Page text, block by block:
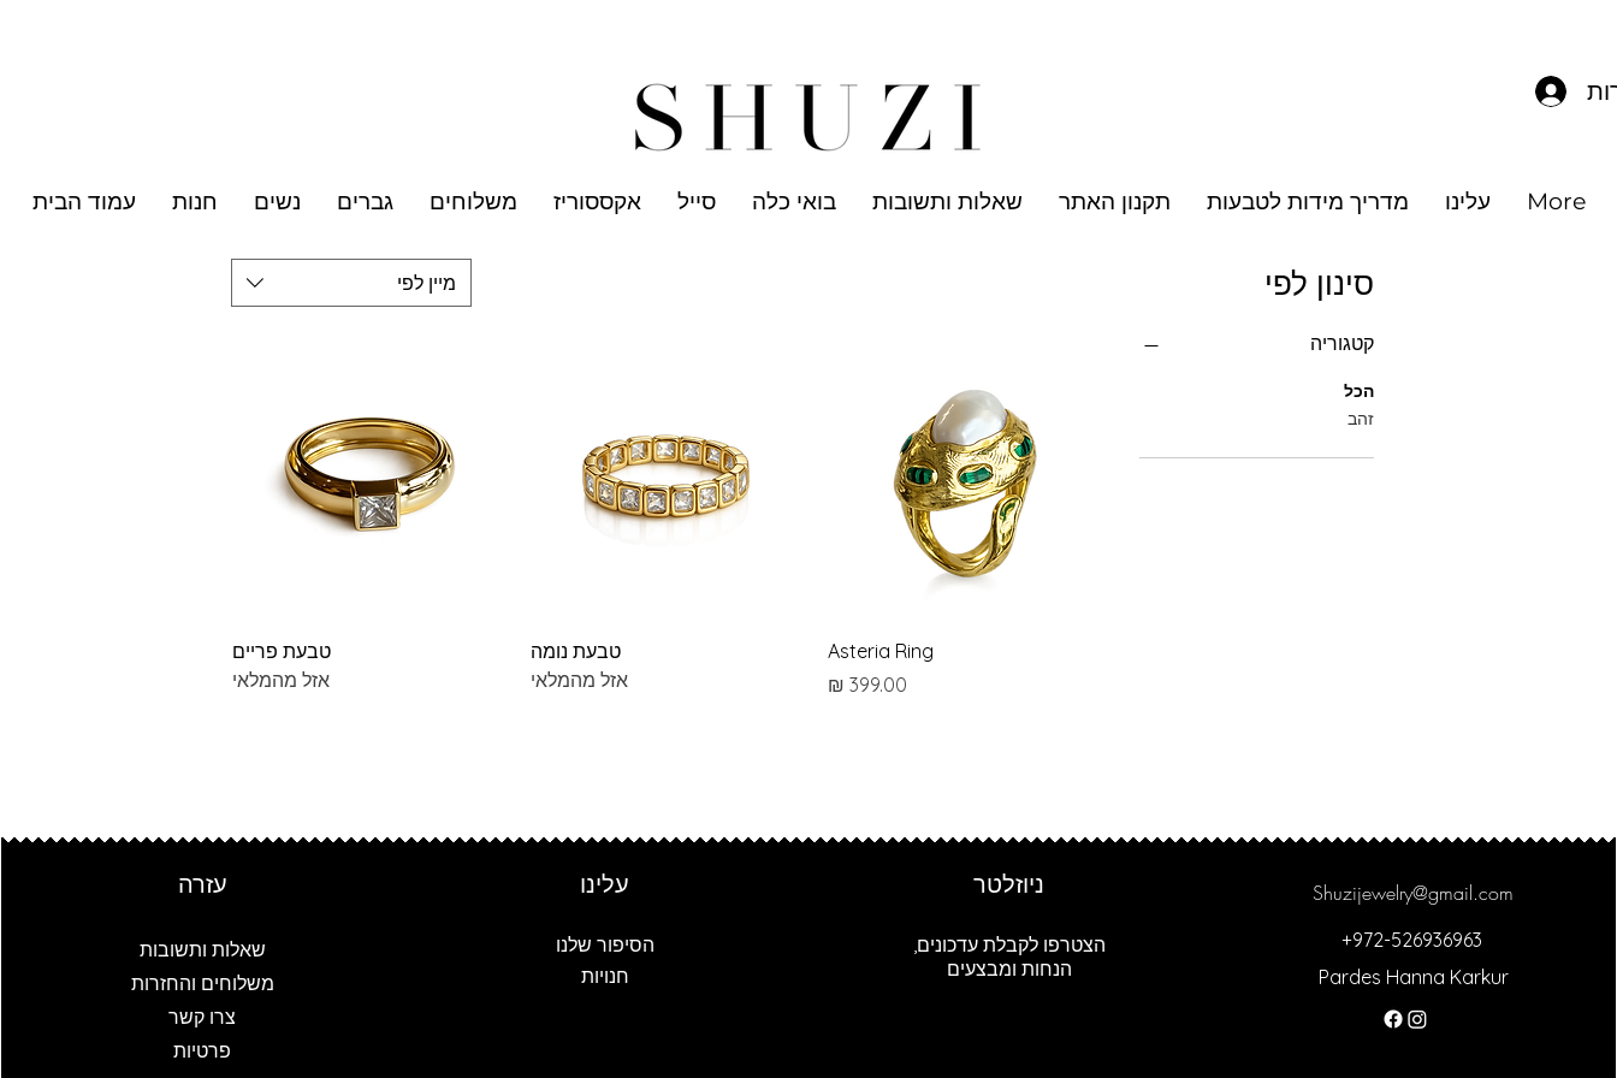
עמוד הבית חנות נשים גברים משלוחים אקססוריז סייל בואי כלה שאלות ותשובות תקנון האתר מדריך מידות לטבעות עלינו More
סינון לפי
קטגוריה
הכל
זהב
מיין לפי
תצוגה מהירהAsteria Ring
מחיר
תצוגה מהירהטבעת נומה
אזל מהמלאי
תצוגה מהירהטבעת פריים
אזל מהמלאי
עזרה
שאלות ותשובות
משלוחים והחזרות
צרו קשר
פרטיות
עלינו
הסיפור שלנו
חנויות
ניוזלטר
הצטרפו לקבלת עדכונים,
הנחות ומבצעים
Shuzijewelry@gmail.com
+972-526936963
Pardes Hanna Karkur